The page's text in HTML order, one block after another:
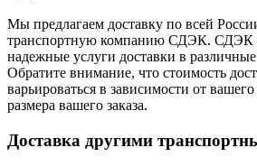
Мы предлагаем доставку по всей
транспортную компанию СДЭК. СДЭК
надежные услуги доставки в
Обратите внимание, что стоимость
варьироваться в зависимости от
размера вашего заказа.
Доставка другими